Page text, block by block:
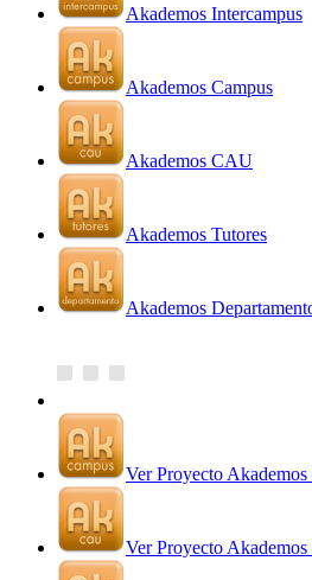
Akademos Intercampus
Akademos Campus
Akademos CAU
Akademos Tutores
Akademos
Ver Proyecto Akademos
Ver Proyecto